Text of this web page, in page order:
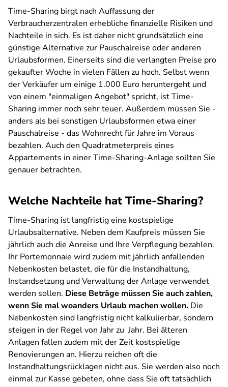
Time-Sharing birgt nach Auffassung der
Verbraucherzentralen erhebliche finanzielle Risiken und
Nachteile in sich. Es ist daher nicht grundsätzlich eine
günstige Alternative zur Pauschalreise oder anderen
Urlaubsformen. Einerseits sind die verlangten Preise pro
gekaufter Woche in vielen Fällen zu hoch. Selbst wenn
der Verkäufer um einige 1.000 Euro heruntergeht und
von einem "einmaligen Angebot" spricht, ist Time-
Sharing immer noch sehr teuer. Außerdem müssen Sie -
anders als bei sonstigen Urlaubsformen etwa einer
Pauschalreise - das Wohnrecht für Jahre im Voraus
bezahlen. Auch den Quadratmeterpreis eines
Appartements in einer Time-Sharing-Anlage sollten Sie
genauer betrachten.
Welche Nachteile hat Time-Sharing?
Time-Sharing ist langfristig eine kostspielige
Urlaubsalternative. Neben dem Kaufpreis müssen Sie
jährlich auch die Anreise und Ihre Verpflegung bezahlen.
Ihr Portemonnaie wird zudem mit jährlich anfallenden
Nebenkosten belastet, die für die Instandhaltung,
Instandsetzung und Verwaltung der Anlage verwendet
werden sollen. Diese Beträge müssen Sie auch zahlen,
wenn Sie mal woanders Urlaub machen wollen. Die
Nebenkosten sind langfristig nicht kalkulierbar, sondern
steigen in der Regel von Jahr zu Jahr. Bei älteren
Anlagen fallen zudem mit der Zeit kostspielige
Renovierungen an. Hierzu reichen oft die
Instandhaltungsrücklagen nicht aus. Sie werden also noch
einmal zur Kasse gebeten, ohne dass Sie oft tatsächlich